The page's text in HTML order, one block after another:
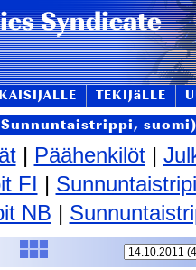
TEKIJäLLE
suomi)
| Päähenkilöt|
FI |
NB |